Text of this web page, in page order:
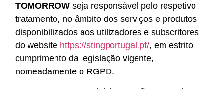
TOMORROW seja responsável pelo respetivo
tratamento, no âmbito dos serviços e produtos
disponibilizados aos utilizadores e subscritores
do website https://stingportugal.pt/, em estrito
cumprimento da legislação vigente,
nomeadamente o RGPD.